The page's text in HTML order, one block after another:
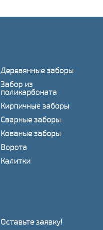
Деревянные заборы
Забор из
поликарбоната
Кирпичные заборы
Сварные заборы
Кованые заборы
Ворота
Калитки
Оставьте заявку!